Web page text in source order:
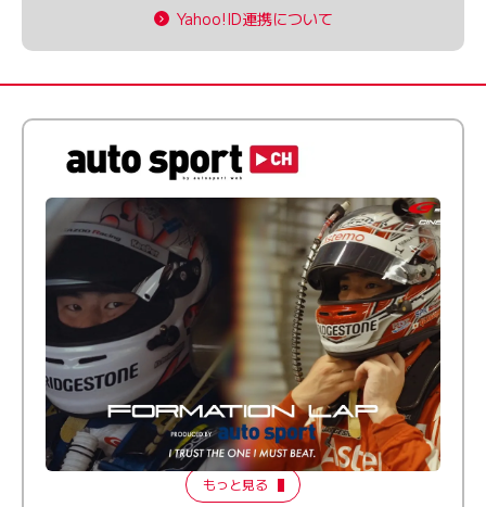
Yahoo!ID連携について
倒す相手を、信じてる。小林利徠斗 × 野村勇斗
【FORMATION LAP Produced by auto sport】
2026 Episode 2
もっと見る